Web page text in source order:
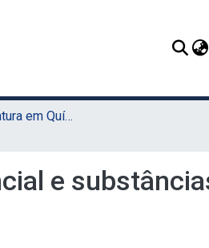
TCC - Licenciatura em Química (Sede)
e